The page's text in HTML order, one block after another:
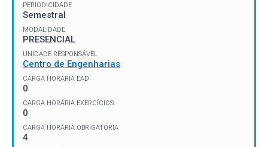
PERIODICIDADE
Semestral
MODALIDADE
PRESENCIAL
UNIDADE RESPONSÁVEL
Centro de Engenharias
CARGA HORÁRIA EAD
0
CARGA HORÁRIA EXERCÍCIOS
0
CARGA HORÁRIA OBRIGATÓRIA
4